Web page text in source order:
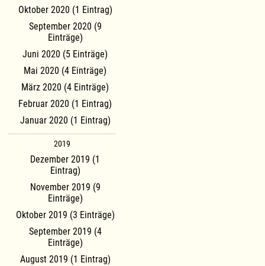
Oktober 2020 (1 Eintrag)
September 2020 (9
Einträge)
Juni 2020 (5 Einträge)
Mai 2020 (4 Einträge)
März 2020 (4 Einträge)
Februar 2020 (1 Eintrag)
Januar 2020 (1 Eintrag)
2019
Dezember 2019 (1
Eintrag)
November 2019 (9
Einträge)
Oktober 2019 (3 Einträge)
September 2019 (4
Einträge)
August 2019 (1 Eintrag)